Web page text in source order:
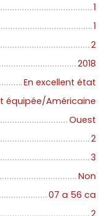
1
1
2
2018
En excellent état
équipée/Américaine
Ouest
2
3
Non
07 a 56 ca
2